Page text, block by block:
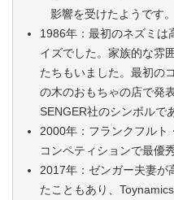
影響を受けたようです。
1986年：最初のネズミは
イズでした。家族的な雰
たちもいました。最初の
の木のおもちゃの店で発
SENGER社のシンボルで
2000年：フランクフルト
コンペティションで最優
2017年：ゼンガー夫妻が
たこともあり、